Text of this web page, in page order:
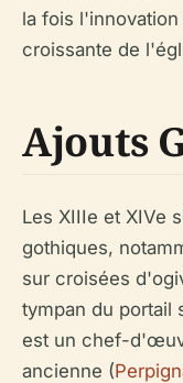
la fois
croissante de
Ajouts
Les XIIIe et XIVe
gothiques,
sur croisées
tympan du portail
est un chef-
ancienne (